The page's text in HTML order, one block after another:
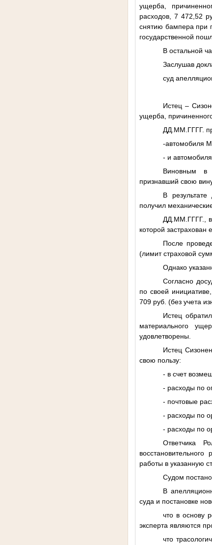
ущерба,
расходов, 7 472,52
снятию бампера при
государственной
В остальной
Заслушав
суд
Истец –
ущерба,
ДД.ММ.ГГГГ.
-автомобиля
- и
Виновным в
признавший свою
В
получил
ДД.ММ.ГГГГ.,
которой застрахован
После
(лимит страховой
Однако
Согласно
по своей
709 руб. (без учета
Истец
материального
удовлетворены.
Истец
свою пользу:
- в счет
- расходы по
- почтовые
- расходы по
- расходы по
Ответчика
работы в указанную
Судом
В
суда и постановке
что в основу
эксперта являются
что